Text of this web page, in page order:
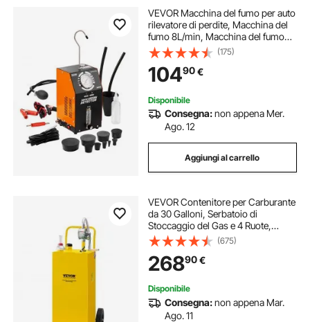
VEVOR Macchina del fumo per auto
rilevatore di perdite, Macchina del
fumo 8L/min, Macchina del fumo
per auto modalità aria fumo,
Rilevatore di perdite con
manometro pompe ad aria da auto
portatile
(175)
10490€
Disponibile
Consegna:non appena Mer.
Ago. 12
Aggiungi al carrello
VEVOR Contenitore per Carburante
da 30 Galloni, Serbatoio di
Stoccaggio del Gas e 4 Ruote,
Contenitore per Benzina Diesel per
Auto, Tosaerba, ATV, Barche, Altro,
Giallo
(675)
26890€
Disponibile
Consegna:non appena Mar.
Ago. 11